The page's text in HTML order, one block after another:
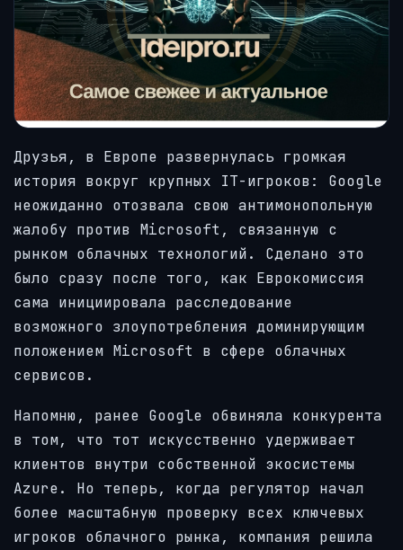
Друзья, в Европе развернулась громкая
история вокруг крупных IT-игроков: Google
неожиданно отозвала свою антимонопольную
жалобу против Microsoft, связанную с
рынком облачных технологий. Сделано это
было сразу после того, как Еврокомиссия
сама инициировала расследование
возможного злоупотребления доминирующим
положением Microsoft в сфере облачных
сервисов.
Напомню, ранее Google обвиняла конкурента
в том, что тот искусственно удерживает
клиентов внутри собственной экосистемы
Azure. Но теперь, когда регулятор начал
более масштабную проверку всех ключевых
игроков облачного рынка, компания решила